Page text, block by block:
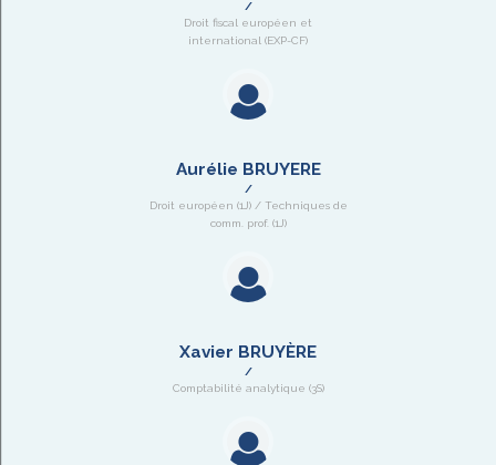
Droit fiscal européen et
international (EXP-CF)
Aurélie BRUYERE
Droit européen (1J) / Techniques de
comm. prof. (1J)
Xavier BRUYÈRE
Comptabilité analytique (3S)